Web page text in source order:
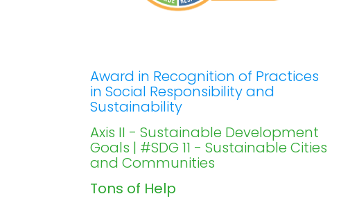
Award in Recognition of Practices
in Social Responsibility and
Sustainability
Axis II - Sustainable Development
Goals | #SDG 11 - Sustainable Cities
and Communities
Tons of Help